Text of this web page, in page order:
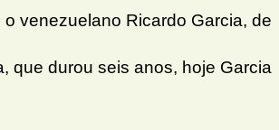
venezuelano Ricardo Garcia, de
que durou seis anos, hoje Garcia